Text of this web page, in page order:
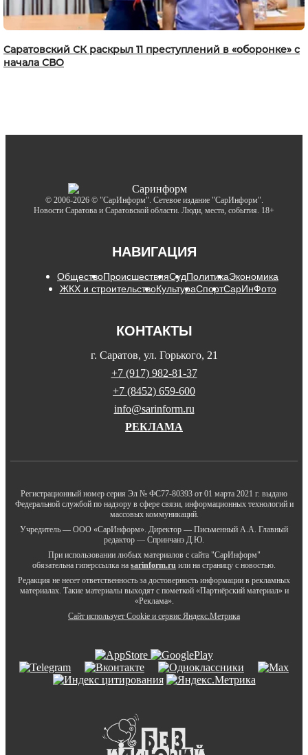
Саратовский СК раскрыл 11 преступлений в «оборонке» с
начала СВО
© 2006-2026 © "СарИнформ". Сетевое издание "СарИнформ".
Новости Саратова и Саратовской области. Люди, места, события. 18+
НАВИГАЦИЯ
ОбществоПроисшествияСудПолитикаЭкономика
ЖКХ и строительствоКультураСпортСарИнФото
КОНТАКТЫ
г. Саратов, ул. Горького, 21
+7 (917) 982-81-37
+7 (8452) 659-600
info@sarinform.ru
РЕКЛАМА
Регистрационный номер серия Эл № ФС77-80393 от 01 марта 2021 г. выдано
Федеральной службой по надзору в сфере связи, информационных технологий и
массовых коммуникаций.
Учредитель — ООО «СарИнформ». Директор — Письменный А.А. Главный
редактор — Спринчанэ Д.Ю.
При использовании любых материалов с сайта "СарИнформ"
обязательна гиперссылка на sarinform.ru или на страницу с новостью.
Редакция не несет ответственность за достоверность информации в рекламных
материалах. Такие материалы выходят с пометкой «Партнёрский материал» и
«Реклама».
Сайт использует Cookie и сервиc Яндекс.Метрика